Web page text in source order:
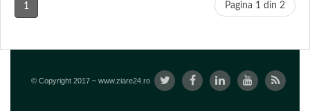
1 Pagina 1 din 2
© Copyright 2017 ~ www.ziare24.ro